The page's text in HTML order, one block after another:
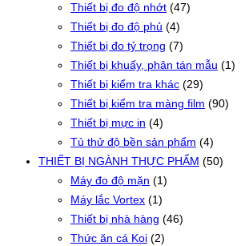
Thiết bị đo độ nhớt (47)
Thiết bị đo độ phủ (4)
Thiết bị đo tỷ trọng (7)
Thiết bị khuấy, phân tán mẫu (1)
Thiết bị kiểm tra khác (29)
Thiết bị kiểm tra màng film (90)
Thiết bị mực in (4)
Tủ thử độ bền sản phẩm (4)
THIẾT BỊ NGÀNH THỰC PHẨM (50)
Máy đo độ mặn (1)
Máy lắc Vortex (1)
Thiết bị nhà hàng (46)
Thức ăn cá Koi (2)